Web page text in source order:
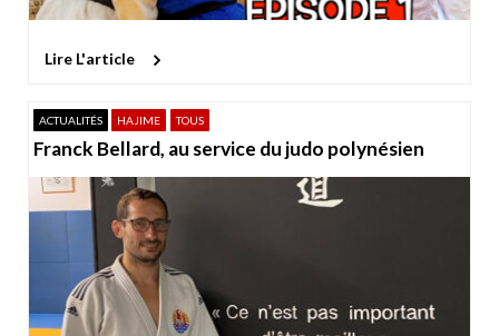
Lire L'article
ACTUALITÉS HAJIME TOUS
Franck Bellard, au service du judo polynésien